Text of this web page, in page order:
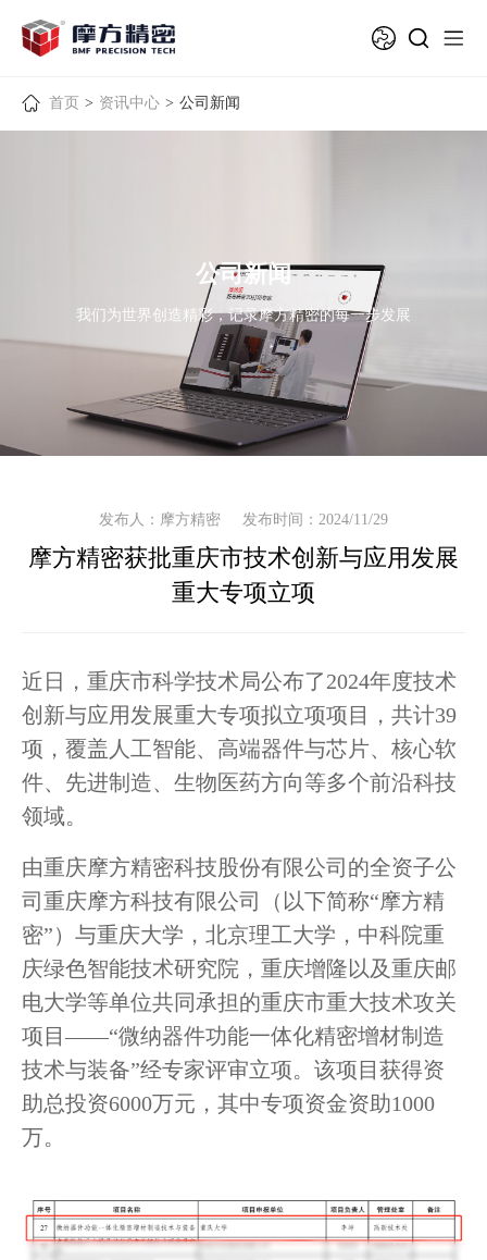
首页 > 资讯中心 > 公司新闻
公司新闻
我们为世界创造精彩，记录摩方精密的每一步发展
发布人：摩方精密 发布时间：2024/11/29
摩方精密获批重庆市技术创新与应用发展
重大专项立项
近日，重庆市科学技术局公布了2024年度技术
创新与应用发展重大专项拟立项项目，共计39
项，覆盖人工智能、高端器件与芯片、核心软
件、先进制造、生物医药方向等多个前沿科技
领域。
由重庆摩方精密科技股份有限公司的全资子公
司重庆摩方科技有限公司（以下简称“摩方精
密”）与重庆大学，北京理工大学，中科院重
庆绿色智能技术研究院，重庆增隆以及重庆邮
电大学等单位共同承担的重庆市重大技术攻关
项目——“微纳器件功能一体化精密增材制造
技术与装备”经专家评审立项。该项目获得资
助总投资6000万元，其中专项资金资助1000
万。